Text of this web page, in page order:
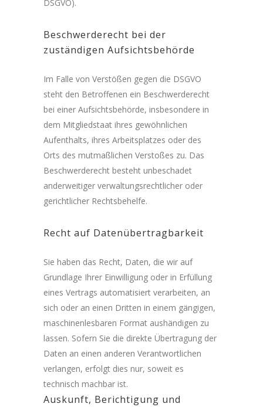
DSGVO).
Beschwerde­recht bei der
zuständigen Aufsichts­behörde
Im Falle von Verstößen gegen die DSGVO
steht den Betroffenen ein Beschwerderecht
bei einer Aufsichtsbehörde, insbesondere in
dem Mitgliedstaat ihres gewöhnlichen
Aufenthalts, ihres Arbeitsplatzes oder des
Orts des mutmaßlichen Verstoßes zu. Das
Beschwerderecht besteht unbeschadet
anderweitiger verwaltungsrechtlicher oder
gerichtlicher Rechtsbehelfe.
Recht auf Daten­übertrag­barkeit
Sie haben das Recht, Daten, die wir auf
Grundlage Ihrer Einwilligung oder in Erfüllung
eines Vertrags automatisiert verarbeiten, an
sich oder an einen Dritten in einem gängigen,
maschinenlesbaren Format aushändigen zu
lassen. Sofern Sie die direkte Übertragung der
Daten an einen anderen Verantwortlichen
verlangen, erfolgt dies nur, soweit es
technisch machbar ist.
Auskunft, Berichtigung und